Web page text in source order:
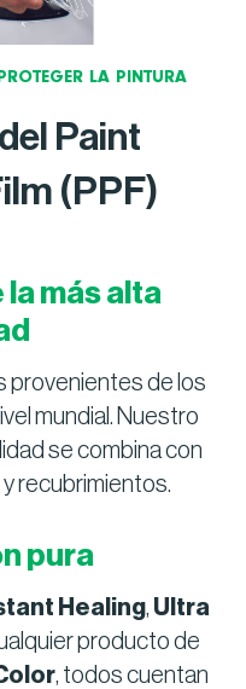
LA PINTURA
Paint
(PPF)
más alta
provenientes de los
mundial. Nuestro
se combina con
recubrimientos.
pura
Healing, Ultra
producto de
, todos cuentan